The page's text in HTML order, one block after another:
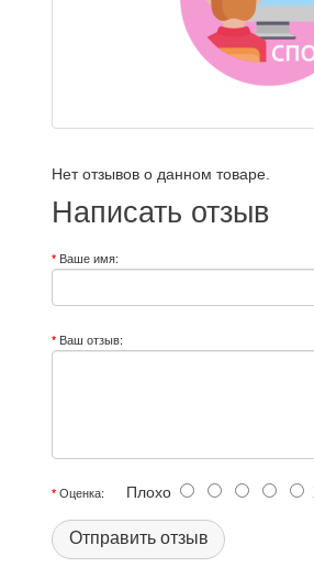
Нет отзывов о данном товаре.
Написать отзыв
Ваше имя:
Ваш отзыв:
Оценка: Плохо
Отправить отзыв